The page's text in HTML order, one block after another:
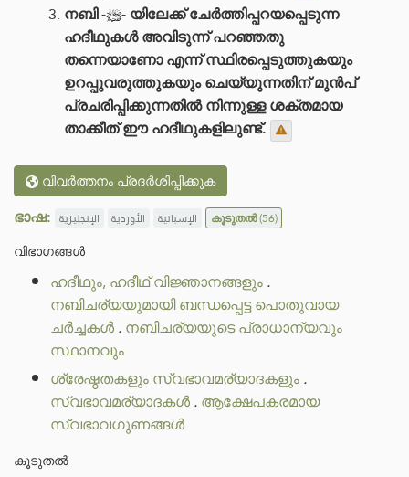
നബി -ﷺ- യിലേക്ക് ചേർത്തിപ്പറയപ്പെടുന്ന
ഹദീഥുകൾ അവിടുന്ന് പറഞ്ഞതു
തന്നെയാണോ എന്ന് സ്ഥിരപ്പെടുത്തുകയും
ഉറപ്പുവരുത്തുകയും ചെയ്യുന്നതിന് മുൻപ്
പ്രചരിപ്പിക്കുന്നതിൽ നിന്നുള്ള ശക്തമായ
താക്കീത് ഈ ഹദീഥുകളിലുണ്ട്.
വിവർത്തനം പ്രദർശിപ്പിക്കുക
ഭാഷ: الإنجليزية الأوردية الإسبانية കൂടുതൽ(56)
വിഭാഗങ്ങൾ
ഹദീഥും, ഹദീഥ് വിജ്ഞാനങ്ങളും.
നബിചര്യയുമായി ബന്ധപ്പെട്ട പൊതുവായ
ചർച്ചകൾ.നബിചര്യയുടെ പ്രാധാന്യവും
സ്ഥാനവും
ശ്രേഷ്ഠതകളും സ്വഭാവമര്യാദകളും.
സ്വഭാവമര്യാദകൾ.ആക്ഷേപകരമായ
സ്വഭാവഗുണങ്ങൾ
കൂടുതൽ